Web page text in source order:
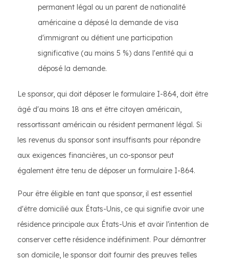
permanent légal ou un parent de nationalité
américaine a déposé la demande de visa
d'immigrant ou détient une participation
significative (au moins 5 %) dans l'entité qui a
déposé la demande.
Le sponsor, qui doit déposer le formulaire I-864, doit être
âgé d'au moins 18 ans et être citoyen américain,
ressortissant américain ou résident permanent légal. Si
les revenus du sponsor sont insuffisants pour répondre
aux exigences financières, un co-sponsor peut
également être tenu de déposer un formulaire I-864.
Pour être éligible en tant que sponsor, il est essentiel
d'être domicilié aux États-Unis, ce qui signifie avoir une
résidence principale aux États-Unis et avoir l'intention de
conserver cette résidence indéfiniment. Pour démontrer
son domicile, le sponsor doit fournir des preuves telles